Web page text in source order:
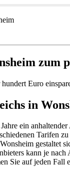
zum
Euro
in
ein
Tarifen
gestaltet
kann je
Sie auf jeden Fall